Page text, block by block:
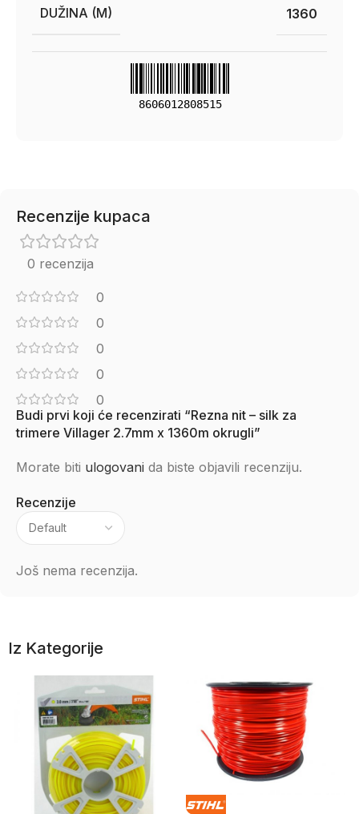
DUŽINA (M) 1360
8606012808515
Recenzije kupaca
0 recenzija
0
0
0
0
0
Recenzije
Još nema recenzija.
Budi prvi koji će recenzirati “Rezna nit – silk za
trimere Villager 2.7mm x 1360m okrugli”
Morate biti ulogovani da biste objavili recenziju.
Iz Kategorije